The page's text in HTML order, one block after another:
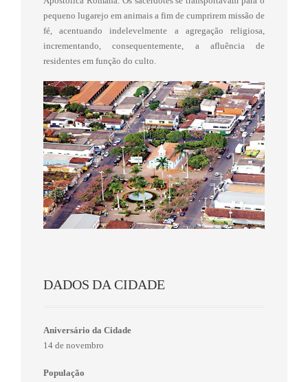
pequeno lugarejo em animais a fim de cumprirem missão de
fé, acentuando indelevelmente a agregação religiosa,
incrementando, consequentemente, a afluência de
residentes em função do culto.
DADOS DA CIDADE
Aniversário da Cidade
14 de novembro
População